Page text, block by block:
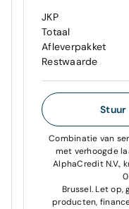
JKP
Totaal
Afleverpakket
Restwaarde
Stuur
Combinatie van
met verhoogde
AlphaCredit N.V.,
Brussel. Let op,
producten,